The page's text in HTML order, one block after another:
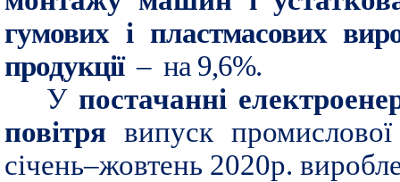
гумових і пластмасових
продукції– на 9,6%.
Упостачанні
повітря випуск
січень–жовтень 2020р.